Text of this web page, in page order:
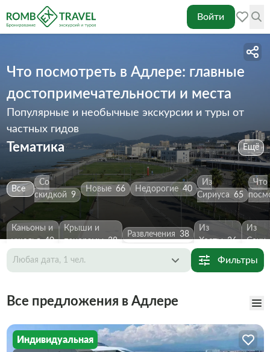
Войти
Что посмотреть в Адлере: главные
достопримечательности и места
Популярные и необычные экскурсии и туры от
частных гидов
Тематика Ещё
Все
Со
скидкой 9
Новые 66 Недорогие 40
Из
Сириуса 65
Что
Каньоны и
ущелья 40
Крыши и
панорамы 38
Развлечения 38
Из
Хосты 36
Из
Сочи
Любая дата, 1 чел. Фильтры
Все предложения в Адлере
Индивидуальная